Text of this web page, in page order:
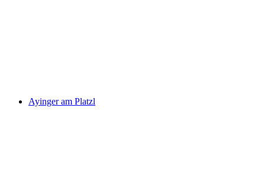
Ayinger am Platzl